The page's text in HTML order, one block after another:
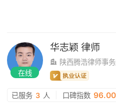
在线
华志颖 律师
陕西腾浩律师事
已服务 3 人 口碑指数 96.00